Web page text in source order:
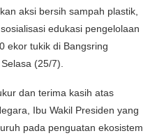
aksi bersih sampah plastik,
edukasi pengelolaan
ekor tukik di Bangsring
(25/7).
dan terima kasih atas
Ibu Wakil Presiden yang
pada penguatan ekosistem